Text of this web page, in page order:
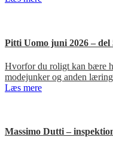
Pitti Uomo juni 2026 – del
Hvorfor du roligt kan bære
modejunker og anden
Læs mere
Massimo Dutti –